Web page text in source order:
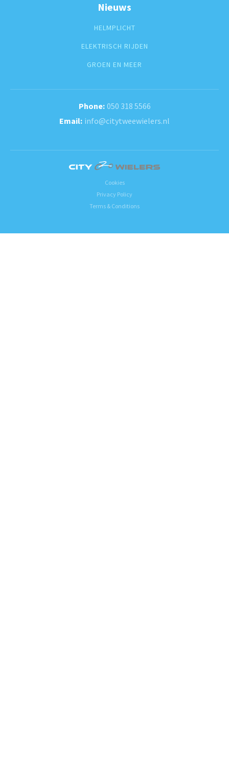
Nieuws
HELMPLICHT
ELEKTRISCH RIJDEN
GROEN EN MEER
050 318 5566
info@citytweewielers.nl
Cookies
Privacy Policy
Terms & Conditions